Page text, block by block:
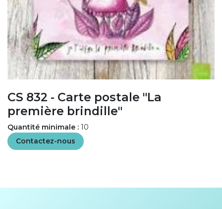
CS 832 - Carte postale "La
première brindille"
Quantité minimale : 10
Contactez-nous